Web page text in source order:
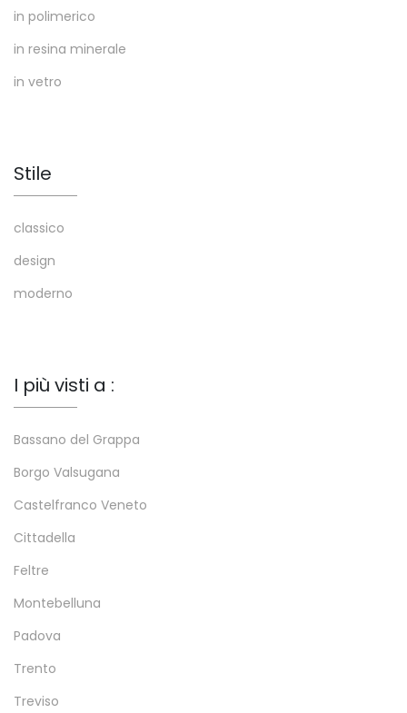
in polimerico
in resina minerale
in vetro
Stile
classico
design
moderno
I più visti a :
Bassano del Grappa
Borgo Valsugana
Castelfranco Veneto
Cittadella
Feltre
Montebelluna
Padova
Trento
Treviso